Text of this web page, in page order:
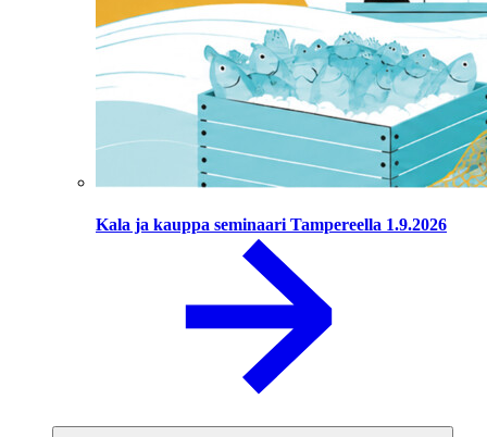
Kala ja kauppa seminaari Tampereella 1.9.2026